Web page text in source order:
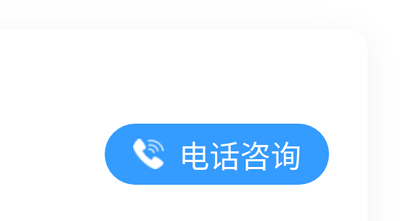
电话咨询